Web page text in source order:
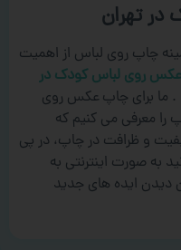
تهران
چاپ روی لباس از اهمیت
روی لباس کودک در
ما برای چاپ عکس روی
معرفی می کنیم که
و ظرافت در چاپ، در پی
به صورت اینترنتی به
ایده های جدید